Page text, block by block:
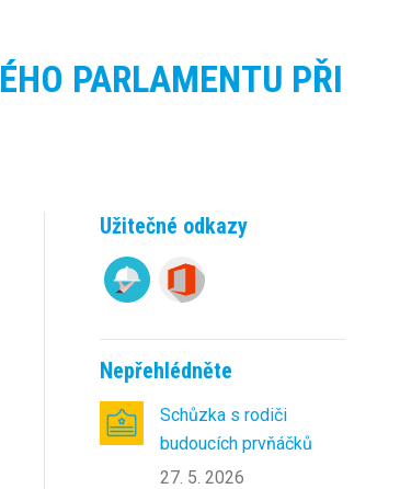
PARLAMENTU PŘI
Užitečné odkazy
Nepřehlédněte
Schůzka s rodiči
budoucích prvňáčků
27. 5. 2026